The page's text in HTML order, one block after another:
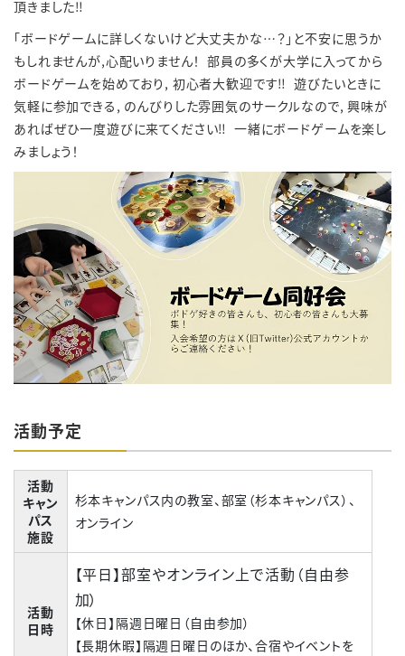
頂きました‼︎
「ボードゲームに詳しくないけど大丈夫かな…？」と不安に思うか
もしれませんが,心配いりません！ 部員の多くが大学に入ってから
ボードゲームを始めており, 初心者大歓迎です‼︎ 遊びたいときに
気軽に参加できる, のんびりした雰囲気のサークルなので, 興味が
あればぜひ一度遊びに来てください‼︎ 一緒にボードゲームを楽し
みましょう！
活動予定
活動
キャン
パス
施設
杉本キャンパス内の教室、部室（杉本キャンパス）、
オンライン
活動
日時
【平日】部室やオンライン上で活動（自由参
加）
【休日】隔週日曜日（自由参加）
【長期休暇】隔週日曜日のほか、合宿やイベントを